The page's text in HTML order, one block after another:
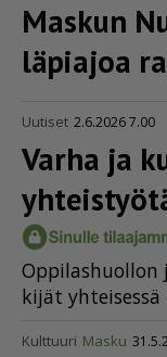
Maskun
läpiajoa
Uutiset 2.6.2026 7.00
Varha ja
ki­jät yh­tei­ses­sä
Kulttuuri Masku